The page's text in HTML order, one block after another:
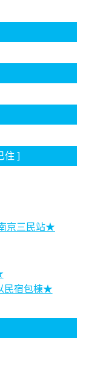
住 ]
京三民站★
民宿包棟★